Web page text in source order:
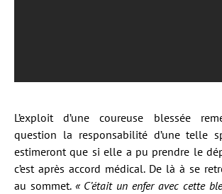
L’exploit d’une coureuse blessée
question la responsabilité d’une telle
estimeront que si elle a pu prendre le
c’est après accord médical. De là à se
au sommet. « C’était un enfer avec cette